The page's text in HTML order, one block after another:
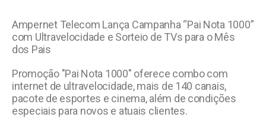
Ampernet Telecom Lança Campanha “Pai Nota 1000”
com Ultravelocidade e Sorteio de TVs para o Mês
dos Pais
Promoção "Pai Nota 1000" oferece combo com
internet de ultravelocidade, mais de 140 canais,
pacote de esportes e cinema, além de condições
especiais para novos e atuais clientes.